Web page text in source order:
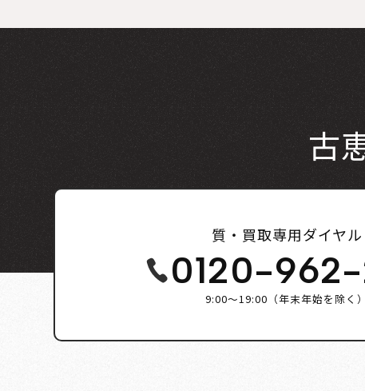
古
質・買取専用ダイヤル
0120-
9:00～19:00（年末年始を除く）